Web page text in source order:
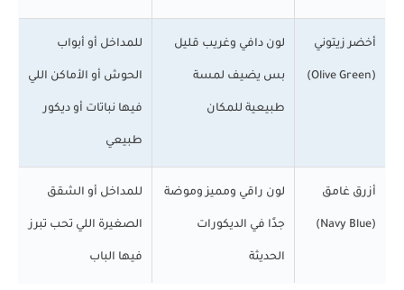
أخضر زيتوني
(Olive Green)
لون دافي وغريب قليل
بس يضيف لمسة
طبيعية للمكان
للمداخل أو أبواب
الحوش أو الأماكن اللي
فيها نباتات أو ديكور
طبيعي
أزرق غامق
(Navy Blue)
لون راقي ومميز وموضة
جدًا في الديكورات
الحديثة
للمداخل أو الشقق
الصغيرة اللي تحب تبرز
فيها الباب